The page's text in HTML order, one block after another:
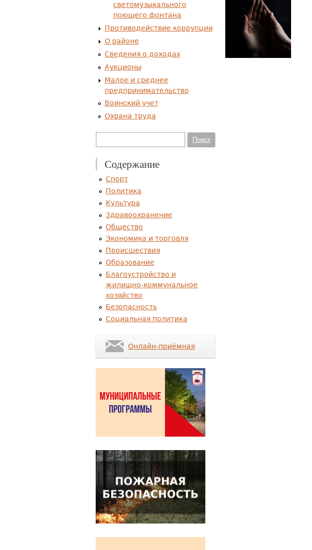
светомузыкального
поющего фонтана
Противодействие коррупции
О районе
Сведения о доходах
Аукционы
Малое и среднее
предпринимательство
Воинский учет
Охрана труда
Поиск
Содержание
Спорт
Политика
Культура
Здравоохранение
Общество
Экономика и торговля
Происшествия
Образование
Благоустройство и
жилищно-коммунальное
хозяйство
Безопасность
Социальная политика
Онлайн-приёмная